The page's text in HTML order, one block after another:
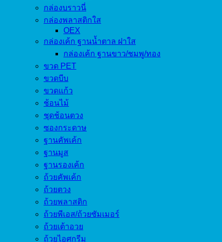
กล่องบราวนี่
กล่องพลาสติกใส
OEX
กล่องเค้ก ฐานน้ำตาล ฝาใส
กล่องเค้ก ฐานขาว/ชมพู/ทอง
ขวด PET
ขวดบีบ
ขวดแก้ว
ช้อนไม้
ชุดช้อนตวง
ซองกระดาษ
ฐานคัพเค้ก
ฐานมูส
ฐานรองเค้ก
ถ้วยคัพเค้ก
ถ้วยตวง
ถ้วยพลาสติก
ถ้วยพีเอส/ถ้วยซัมเมอร์
ถ้วยเต้าอวย
ถ้วยไอศกรีม